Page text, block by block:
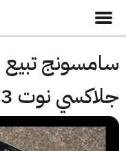
نوت 3 في شهرين فقط